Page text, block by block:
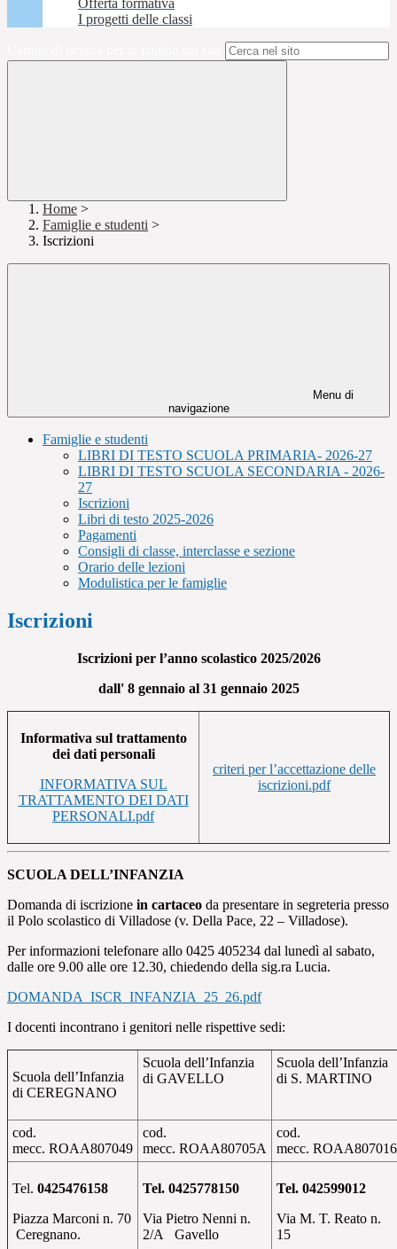
Offerta formativa
I progetti delle classi
Home >
Famiglie e studenti >
Iscrizioni
Menu di
navigazione
Famiglie e studenti
LIBRI DI TESTO SCUOLA PRIMARIA- 2026-27
LIBRI DI TESTO SCUOLA SECONDARIA - 2026-
27
Iscrizioni
Libri di testo 2025-2026
Pagamenti
Consigli di classe, interclasse e sezione
Orario delle lezioni
Modulistica per le famiglie
Iscrizioni
Iscrizioni per l’anno scolastico 2025/2026
dall' 8 gennaio al 31 gennaio 2025
Informativa sul trattamento
dei dati personali
INFORMATIVA SUL
TRATTAMENTO DEI DATI
PERSONALI.pdf
criteri per l’accettazione delle
iscrizioni.pdf
SCUOLA DELL’INFANZIA
Domanda di iscrizione in cartaceo da presentare in segreteria presso
il Polo scolastico di Villadose (v. Della Pace, 22 – Villadose).
Per informazioni telefonare allo 0425 405234 dal lunedì al sabato,
dalle ore 9.00 alle ore 12.30, chiedendo della sig.ra Lucia.
DOMANDA_ISCR_INFANZIA_25_26.pdf
I docenti incontrano i genitori nelle rispettive sedi:
Scuola dell’Infanzia
di CEREGNANO
Scuola dell’Infanzia
di GAVELLO
Scuola dell’Infanzia
di S. MARTINO
cod.
mecc. ROAA807049
cod.
mecc. ROAA80705A
cod.
mecc. ROAA807016
Tel. 0425476158
Piazza Marconi n. 70
Ceregnano.
Tel. 0425778150
Via Pietro Nenni n.
2/A Gavello
Tel. 042599012
Via M. T. Reato n.
15